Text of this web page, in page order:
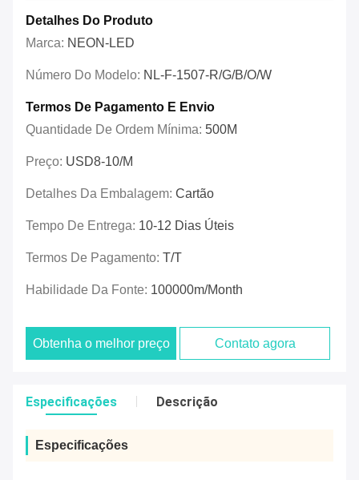
Detalhes Do Produto
Marca: NEON-LED
Número Do Modelo: NL-F-1507-R/G/B/O/W
Termos De Pagamento E Envio
Quantidade De Ordem Mínima: 500M
Preço: USD8-10/M
Detalhes Da Embalagem: Cartão
Tempo De Entrega: 10-12 Dias Úteis
Termos De Pagamento: T/T
Habilidade Da Fonte: 100000m/Month
Obtenha o melhor preço Contato agora
Especificações Descrição
Especificações